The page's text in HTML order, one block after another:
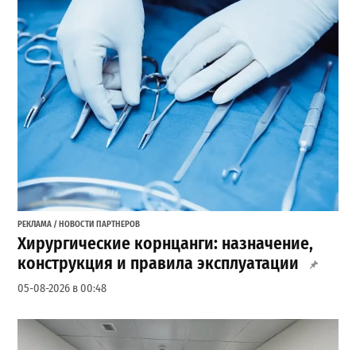
РЕКЛАМА / НОВОСТИ ПАРТНЕРОВ
Хирургические корнцанги: назначение,
конструкция и правила эксплуатации
05-08-2026 в 00:48